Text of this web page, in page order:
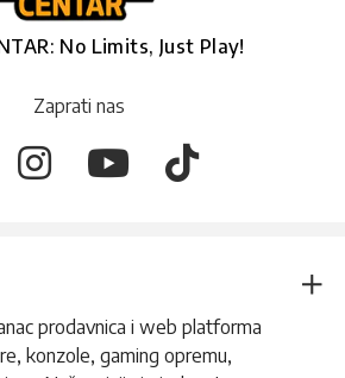
No Limits, Just Play!
Zaprati nas
prodavnica i web platforma
konzole, gaming opremu,